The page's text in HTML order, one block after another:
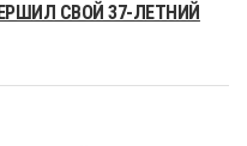
СВОЙ 37-ЛЕТНИЙ